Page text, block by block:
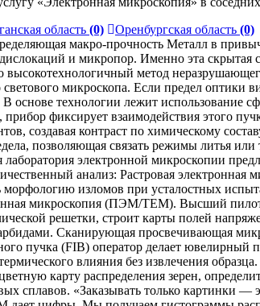
область (0) Оренбургская область (0)
макро-прочность Металл в
и микропор. Именно эта скрытая
метод
микроскопа. Если предел
основе технологии лежит использование
фиксирует взаимодействия этого
создавая контраст по химическому
позволяющая связать режимы литья
электронной микроскопии
анализ: Растровая
морфологию изломов при усталостных
микроскопия (ПЭМ/TEM). Высший
решетки, строит карты полей
Сканирующая просвечивающая
(FIB) оператор делает ювелирный
влияния без извлечения
карту распределения зерен,
сплавов. «Заказывать только картинки